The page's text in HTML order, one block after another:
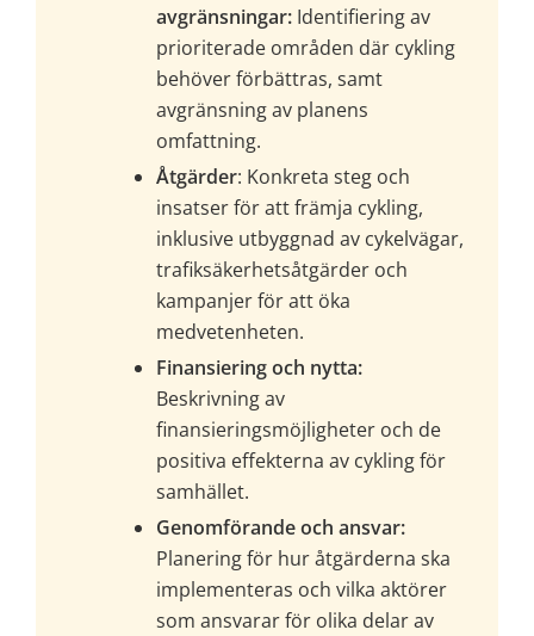
avgränsningar: Identifiering av
prioriterade områden där cykling
behöver förbättras, samt
avgränsning av planens
omfattning.
Åtgärder: Konkreta steg och
insatser för att främja cykling,
inklusive utbyggnad av cykelvägar,
trafiksäkerhetsåtgärder och
kampanjer för att öka
medvetenheten.
Finansiering och nytta:
Beskrivning av
finansieringsmöjligheter och de
positiva effekterna av cykling för
samhället.
Genomförande och ansvar:
Planering för hur åtgärderna ska
implementeras och vilka aktörer
som ansvarar för olika delar av